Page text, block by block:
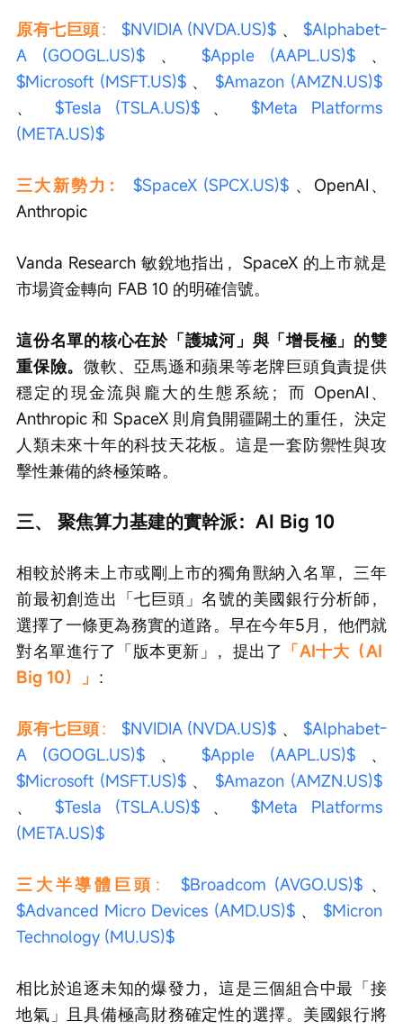
原有七巨頭： $NVIDIA (NVDA.US)$ 、 $Alphabet-
A (GOOGL.US)$ 、 $Apple (AAPL.US)$ 、
$Microsoft (MSFT.US)$ 、 $Amazon (AMZN.US)$
、 $Tesla (TSLA.US)$ 、 $Meta Platforms
(META.US)$
三大新勢力： $SpaceX (SPCX.US)$ 、OpenAI、
Anthropic
Vanda Research 敏銳地指出，SpaceX 的上市就是
市場資金轉向 FAB 10 的明確信號。
這份名單的核心在於「護城河」與「增長極」的雙
重保險。微軟、亞馬遜和蘋果等老牌巨頭負責提供
穩定的現金流與龐大的生態系統；而 OpenAI、
Anthropic 和 SpaceX 則肩負開疆闢土的重任，決定
人類未來十年的科技天花板。這是一套防禦性與攻
擊性兼備的終極策略。
三、 聚焦算力基建的實幹派：AI Big 10
相較於將未上市或剛上市的獨角獸納入名單，三年
前最初創造出「七巨頭」名號的美國銀行分析師，
選擇了一條更為務實的道路。早在今年5月，他們就
對名單進行了「版本更新」，提出了 「AI十大（AI
Big 10）」 ：
原有七巨頭： $NVIDIA (NVDA.US)$ 、 $Alphabet-
A (GOOGL.US)$ 、 $Apple (AAPL.US)$ 、
$Microsoft (MSFT.US)$ 、 $Amazon (AMZN.US)$
、 $Tesla (TSLA.US)$ 、 $Meta Platforms
(META.US)$
三大半導體巨頭 ： $Broadcom (AVGO.US)$ 、
$Advanced Micro Devices (AMD.US)$ 、 $Micron
Technology (MU.US)$
相比於追逐未知的爆發力，這是三個組合中最「接
地氣」且具備極高財務確定性的選擇。美國銀行將